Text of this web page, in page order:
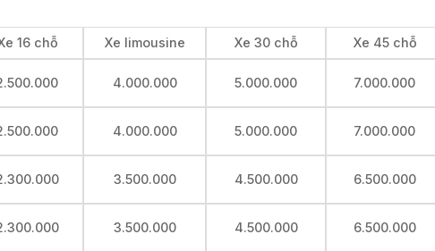
16 chỗ Xe limousine Xe 30 chỗ Xe 45 chỗ
4.000.000 5.000.000 7.000.000
4.000.000 5.000.000 7.000.000
3.500.000 4.500.000 6.500.000
3.500.000 4.500.000 6.500.000